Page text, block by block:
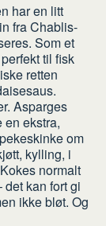
har en litt
fra Chablis-
Som et
til fisk
retten
Asparges
en ekstra,
om
kylling, i
normalt
kan fort gi
ikke bløt. Og